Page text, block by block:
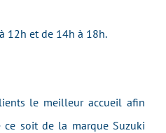
12h et de 14h à 18h.
le meilleur accueil afin
ce soit de la marque Suzuki